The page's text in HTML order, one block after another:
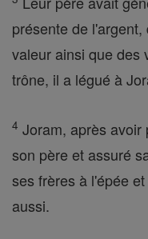
présente de
valeur ainsi que des
trône, il a légué à
4 Joram, après avoir
son père et assuré
ses frères à l'épée
aussi.